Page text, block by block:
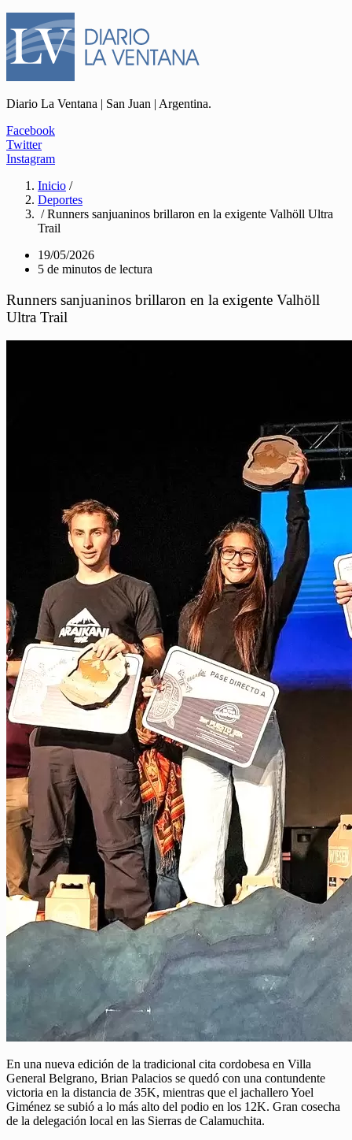
Diario La Ventana | San Juan | Argentina.
Facebook
Twitter
Instagram
Inicio /
Deportes
/ Runners sanjuaninos brillaron en la exigente Valhöll Ultra
Trail
19/05/2026
5 de minutos de lectura
Runners sanjuaninos brillaron en la exigente Valhöll
Ultra Trail
En una nueva edición de la tradicional cita cordobesa en Villa
General Belgrano, Brian Palacios se quedó con una contundente
victoria en la distancia de 35K, mientras que el jachallero Yoel
Giménez se subió a lo más alto del podio en los 12K. Gran cosecha
de la delegación local en las Sierras de Calamuchita.